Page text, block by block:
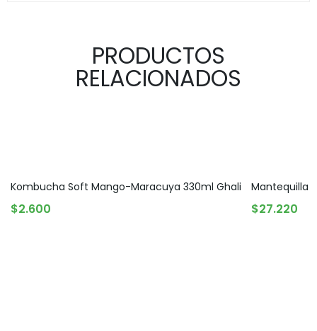
PRODUCTOS
RELACIONADOS
Kombucha Soft Mango-Maracuya 330ml Ghali
$2.600
Mantequilla
$27.220